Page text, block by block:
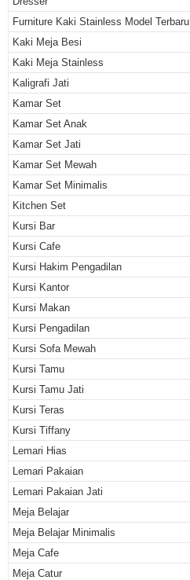
Furniture Kaki Stainless Model Terbaru
Kaki Meja Besi
Kaki Meja Stainless
Kaligrafi Jati
Kamar Set
Kamar Set Anak
Kamar Set Jati
Kamar Set Mewah
Kamar Set Minimalis
Kitchen Set
Kursi Bar
Kursi Cafe
Kursi Hakim Pengadilan
Kursi Kantor
Kursi Makan
Kursi Pengadilan
Kursi Sofa Mewah
Kursi Tamu
Kursi Tamu Jati
Kursi Teras
Kursi Tiffany
Lemari Hias
Lemari Pakaian
Lemari Pakaian Jati
Meja Belajar
Meja Belajar Minimalis
Meja Cafe
Meja Catur